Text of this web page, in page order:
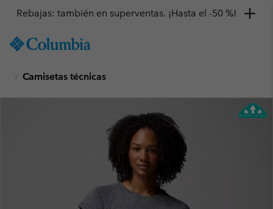
TO
SKIP
MAIN
Rebajas: también en superventas. ¡Hasta el -50 %!
Camisetas técnicas